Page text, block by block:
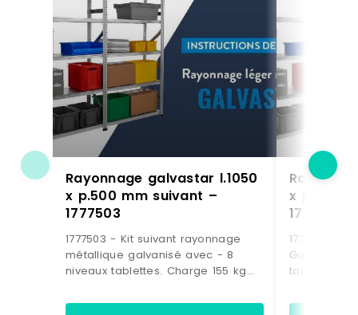
Rayonnage galvastar l.1050
x p.500 mm suivant –
1777503
1777503 - Kit suivant rayonnage
métallique galvanisé avec - 8
niveaux tablettes. Charge 155 kg
plastique de 28 litres bleus.
x p.400
1777406
1777406 -
Galvabacs
tablettes
coloris Vert